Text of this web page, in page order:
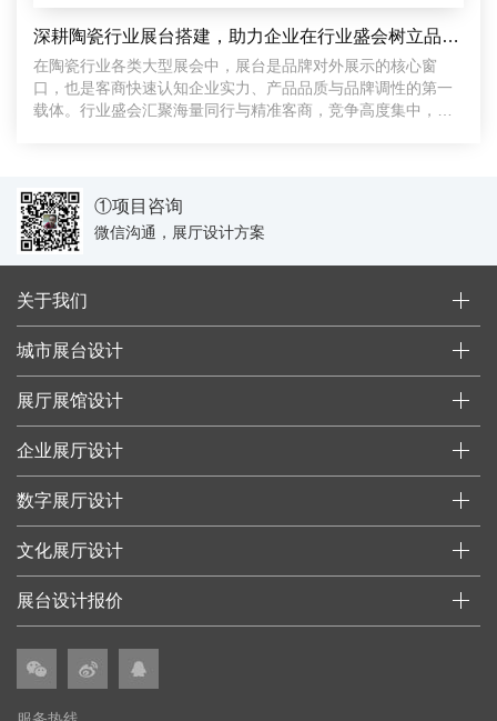
深耕陶瓷行业展台搭建，助力企业在行业盛会树立品牌形象
在陶瓷行业各类大型展会中，展台是品牌对外展示的核心窗
口，也是客商快速认知企业实力、产品品质与品牌调性的第一
载体。行业盛会汇聚海量同行与精准客商，竞争高度集中，千
①项目咨询
微信沟通，展厅设计方案
关于我们
城市展台设计
展厅展馆设计
企业展厅设计
数字展厅设计
文化展厅设计
展台设计报价